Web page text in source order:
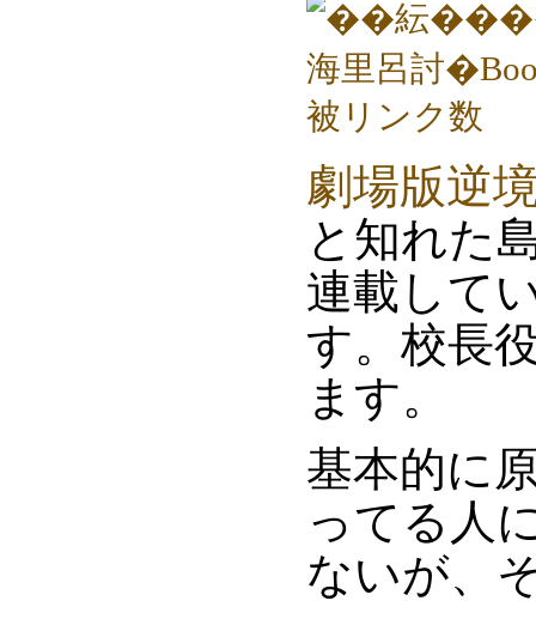
劇場版逆
と知れた
連載して
す。校長
ます。
基本的に
ってる人
ないが、